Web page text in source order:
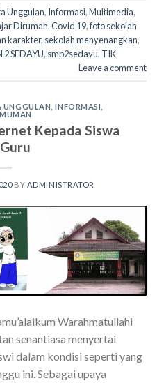
Unggulan, Informasi,Multimedia,
Dirumah,Covid 19,foto sekolah
karakter, sekolah menyenangkan,
2 SEDAYU, smp2sedayu, TIK
Leave a comment
UNGGULAN ,INFORMASI
Kepada Siswa
BY ADMINISTRATOR
Warahmatullahi
senantiasa menyertai
dalam kondisi seperti yang
ini. Sebagai upaya